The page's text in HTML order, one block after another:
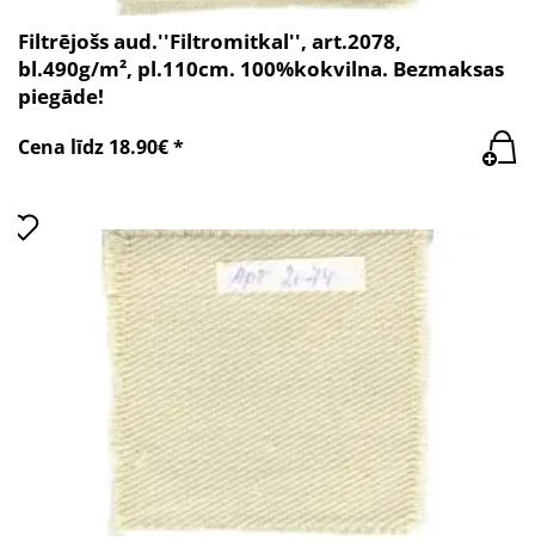
Filtrējošs aud.''Filtromitkal'', art.2078,
bl.490g/m², pl.110cm. 100%kokvilna. Bezmaksas
piegāde!
Cena līdz 18.90€ *